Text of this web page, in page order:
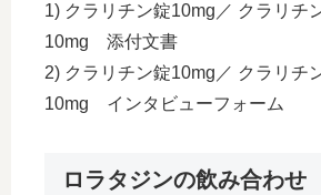
1) クラリチン錠10mg／ クラリチ
10mg 添付文書
2) クラリチン錠10mg／ クラリチ
10mg インタビューフォーム
ロラタジンの飲み合わせ